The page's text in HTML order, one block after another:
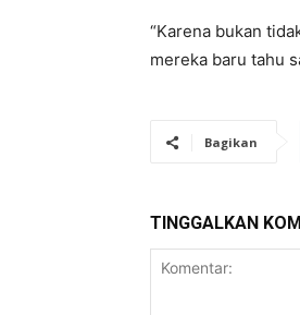
“Karena bukan
mereka baru tahu
Bagikan
TINGGALKAN